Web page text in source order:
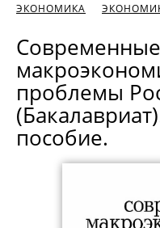
ЭКОНОМИКА
Современные
проблемы
пособие.